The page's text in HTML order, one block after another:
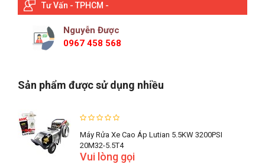
Tư Vấn - TPHCM -
Nguyễn Được
0967 458 568
Sản phẩm được sử dụng nhiều
Máy Rửa Xe Cao Áp Lutian 5.5KW 3200PSI
20M32-5.5T4
Vui lòng gọi